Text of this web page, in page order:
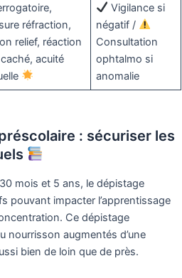
réfraction,
relief, réaction
acuité
Vigilance si
négatif /
Consultation
ophtalmo si
anomalie
: sécuriser les
mois et 5 ans, le dépistage
pouvant impacter l’apprentissage
Ce dépistage
nourrisson augmentés d’une
bien de loin que de près.